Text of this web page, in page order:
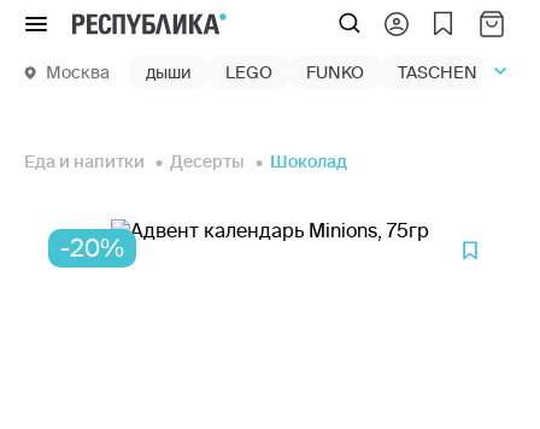
Меню
Москва дыши LEGO FUNKO TASCHEN
Еда и напитки Десерты Шоколад
-20%